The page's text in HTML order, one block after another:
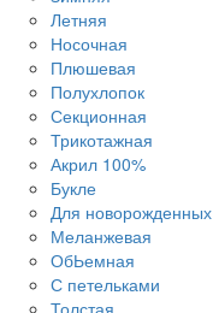
Летняя
Носочная
Плюшевая
Полухлопок
Секционная
Трикотажная
Акрил 100%
Букле
Для новорожденных
Меланжевая
ОбЬемная
С петельками
Толстая